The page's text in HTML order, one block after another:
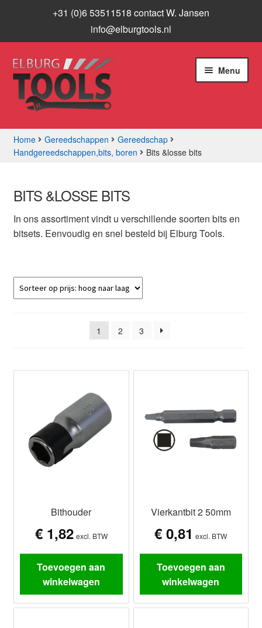
+31 (0)6 53511518 contact W. Jansen
info@elburgtools.nl
Ga
door
naar
navigatie
Ga
naar
inhoud
Menu
Assortiment
Aanbiedingen
Info
Home Gereedschappen
Gereedschap
Handgereedschappen,bits, boren
Bits &losse bits
BITS &LOSSE BITS
In ons assortiment vindt u verschillende soorten bits en
bitsets. Eenvoudig en snel besteld bij Elburg Tools.
1 2 3
Bithouder
€1,82 excl. BTW
Toevoegen aan
winkelwagen
Vierkantbit 2 50mm
€ 0,81 excl. BTW
Toevoegen aan
winkelwagen